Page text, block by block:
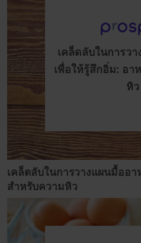
เคล็ดลับในการว
เพื่อให้รู้สึกอิ่ม: อา
หิว
เคล็ดลับในการวางแผนมื้ออ
สำหรับความหิว